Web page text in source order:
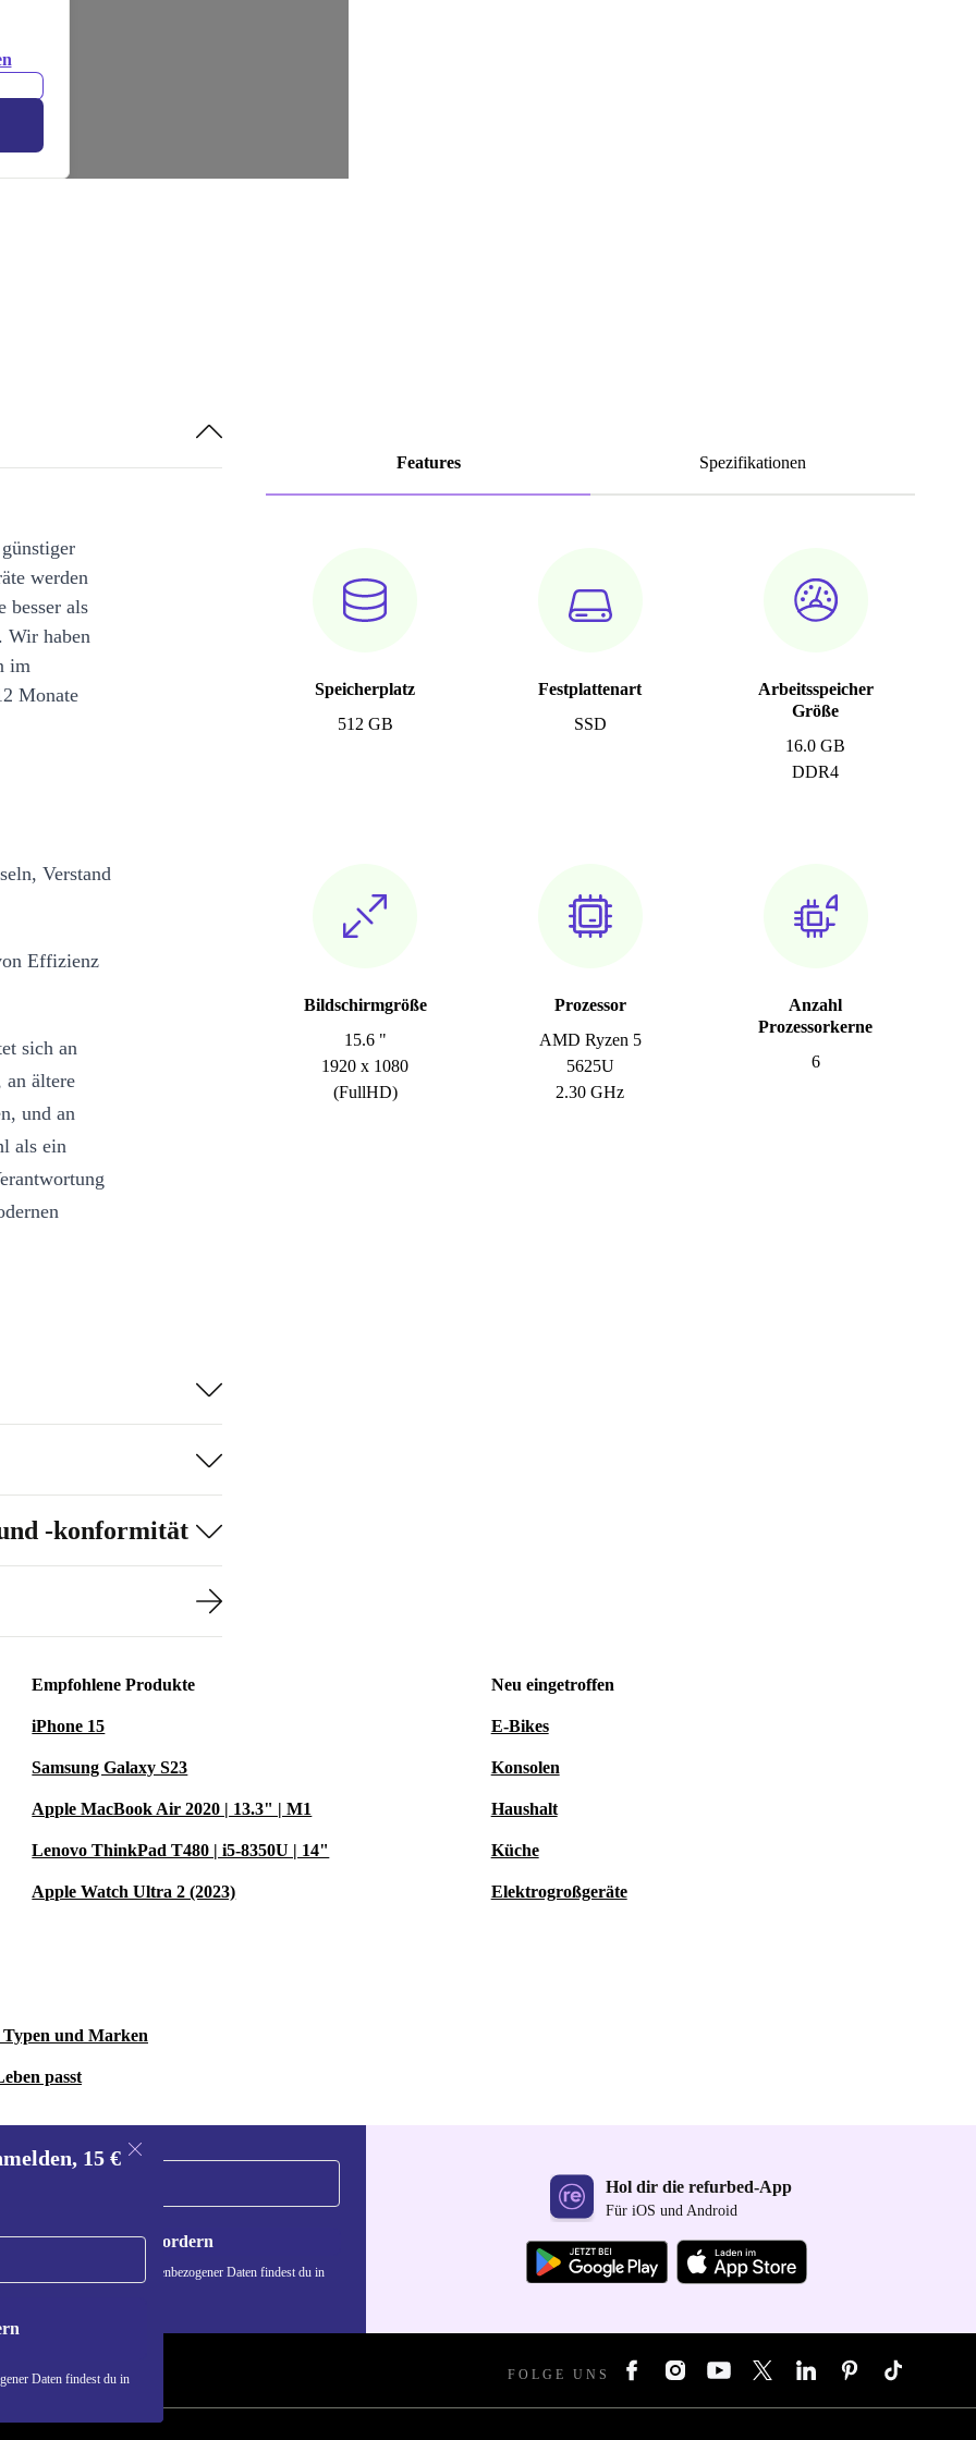
Features Spezifikationen
Speicherplatz
512 GB
Festplattenart
SSD
Arbeitsspeicher
Größe
16.0 GB
DDR4
Bildschirmgröße
15.6 "
1920 x 1080
(FullHD)
Prozessor
AMD Ryzen 5
5625U
2.30 GHz
Anzahl
Prozessorkerne
6
werden
besser als
Wir haben
im
Monate
Verstand
Effizienz
sich an
ältere
und an
als ein
Leistung,
ist.
besticht
die ihren
bietet
Benutzer
HP 255 G9
-konformität
Empfohlene Produkte
iPhone 15
Samsung Galaxy S23
Apple MacBook Air 2020 | 13.3" | M1
Lenovo ThinkPad T480 | i5-8350U | 14"
Apple Watch Ultra 2 (2023)
Neu eingetroffen
E-Bikes
Konsolen
Haushalt
Küche
Elektrogroßgeräte
und Marken
passt
15 €
Daten findest du in
Gutschein anfordern
über die Verwendung personenbezogener Daten findest du in
Hol dir die refurbed-App
Für iOS und Android
FOLGE UNS